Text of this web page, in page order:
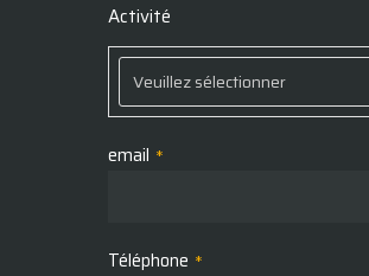
Activité
Veuillez sélectionner
Activité
email *
Téléphone *